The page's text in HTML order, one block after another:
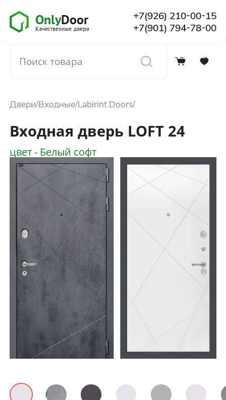
+7(926) 210-00-15
+7(901) 794-78-00
0 0
О компании
Установка
Доставка и оплата
Отзывы
Акции
Контакты
Фото работ
Двери Входные Labirint Doors
Входная дверь LOFT 24
цвет - Белый софт